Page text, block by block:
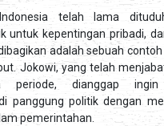
telah lama
untuk kepentingan pribadi,
adalah sebuah
Jokowi, yang telah
periode, dianggap ingin
panggung politik dengan
pemerintahan.